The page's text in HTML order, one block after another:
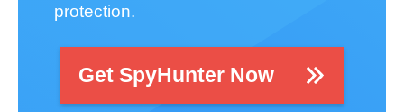
protection.
Get SpyHunter Now